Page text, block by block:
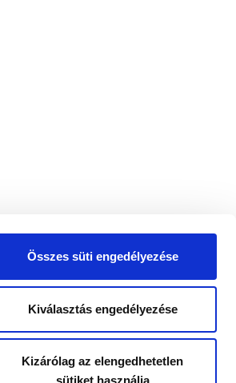
Összes süti engedélyezése
Kiválasztás engedélyezése
Kizárólag az elengedhetetlen
sütiket használja